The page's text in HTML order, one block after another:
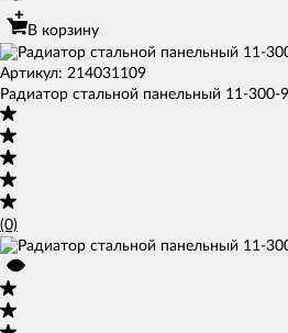
В корзину
Артикул: 214031109
Радиатор стальной панельный 11-300-
(0)